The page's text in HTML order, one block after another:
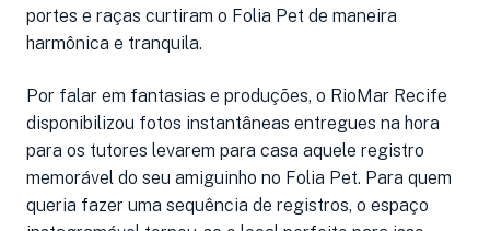
portes e raças curtiram o Folia Pet de maneira
harmônica e tranquila.
Por falar em fantasias e produções, o RioMar Recife
disponibilizou fotos instantâneas entregues na hora
para os tutores levarem para casa aquele registro
memorável do seu amiguinho no Folia Pet. Para quem
queria fazer uma sequência de registros, o espaço